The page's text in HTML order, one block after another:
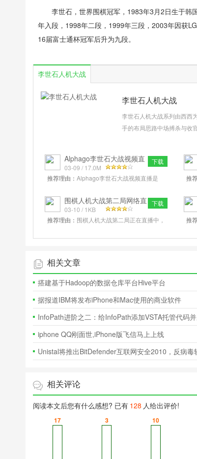
李世石，世界围棋冠军，1983年3月2日生于
年入段，1998年二段，1999年三段，2003年因获
16届富士通杯冠军后升为九段。
李世石人机大战
李世石人机大战
李世石人机大战系列由西西
手的布局思路中场搏杀与收
下载
Alphago李世石大战视频直
播高清完整
03-09 / 17.0M
推荐理由： Alphago李世石大战视频直播是
第一个击败专业棋手的围棋程序Alpha
推
界
下载
围棋人机大战第二局网络直
播版
03-10 / 1KB
推荐理由： 围棋人机大战第二局正在直播中，
一夜休整现在已经恢复了自信，电
推
世
相关文章
搭建基于Hadoop的数据仓库平台Hive平台
据报道IBM将发布iPhone和Mac使用的商业软件
InfoPath进阶之二：给InfoPath添加VSTA托管代码
SharePoint列
iphone QQ刚面世,iPhone版飞信马上上线
Unistal将推出BitDefender互联网安全2010，反病毒
相关评论
阅读本文后您有什么感想? 已有 128 人给出评价!
17 3 10